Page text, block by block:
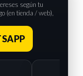
según tu
(en tienda / web),